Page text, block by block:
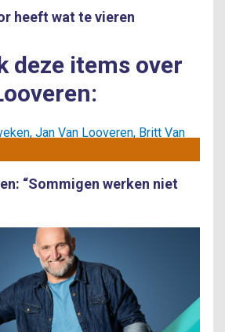
heeft wat te vieren
deze items over
“Sommigen werken niet